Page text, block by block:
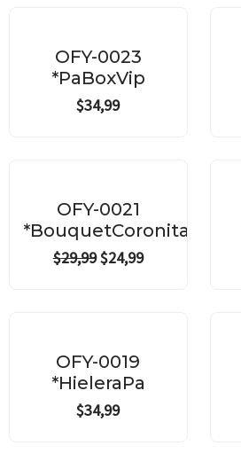
OFY-0023
*PaBoxVip
$34,99
OFY-0021
*BouquetCoronitas
$29,99
was:
$29,99.
$24,99
$24,99.
OFY-0019
*HieleraPa
$34,99